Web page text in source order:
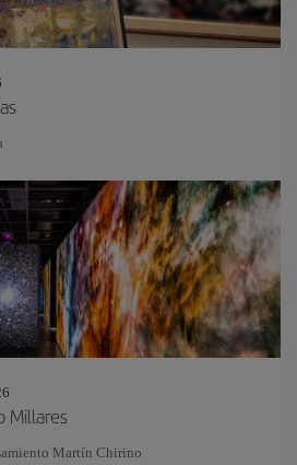
Millares
Martín Chirino